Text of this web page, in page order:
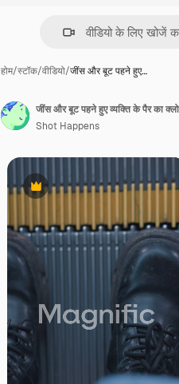
होम/स्टॉक/वीडियो/जींस और बूट पहने हुए…
Premium
Shot Happens